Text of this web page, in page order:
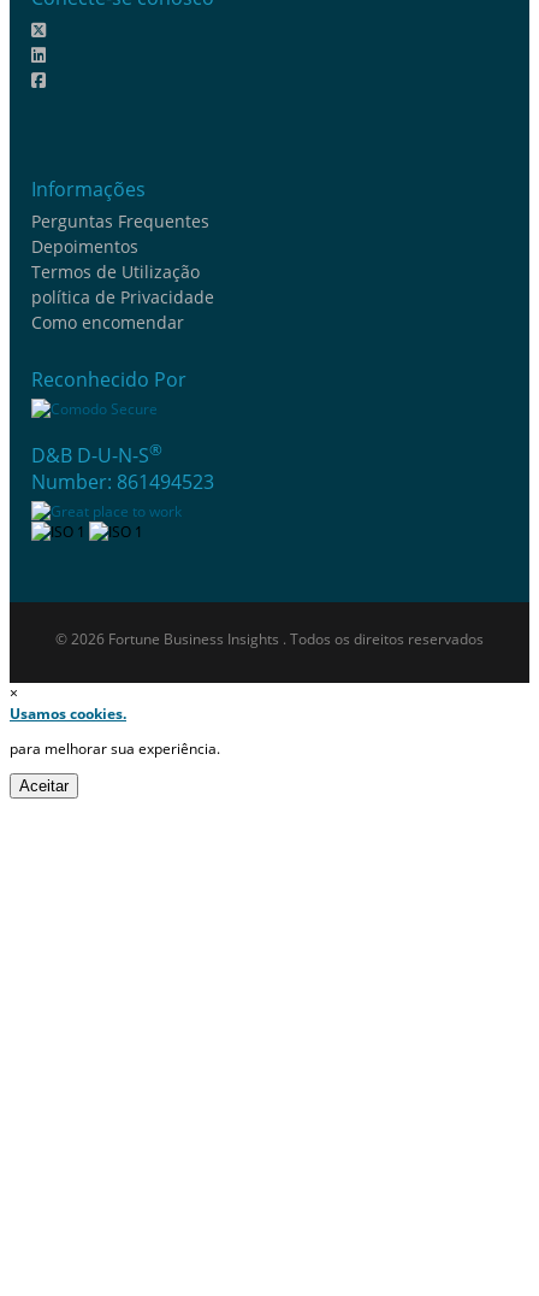
Informações
Perguntas Frequentes
Depoimentos
Termos de Utilização
política de Privacidade
Como encomendar
Reconhecido Por
D&B D-U-N-S®
Number: 861494523
© 2026 Fortune Business Insights . Todos os direitos reservados
×
Usamos cookies.
para melhorar sua experiência.
Aceitar